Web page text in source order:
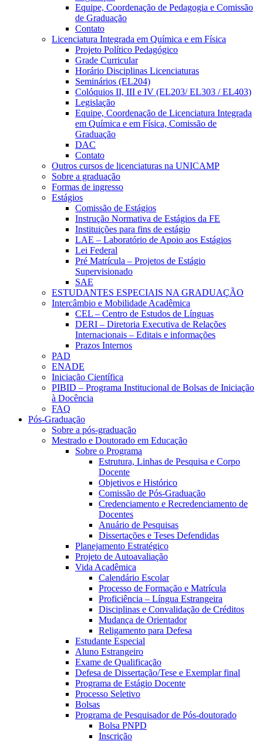
Equipe, Coordenação de Pedagogia e Comissão
de Graduação
Contato
Licenciatura Integrada em Química e em Física
Projeto Político Pedagógico
Grade Curricular
Horário Disciplinas Licenciaturas
Seminários (EL204)
Colóquios II, III e IV (EL203/ EL303 / EL403)
Legislação
Equipe, Coordenação de Licenciatura Integrada
em Química e em Física, Comissão de
Graduação
DAC
Contato
Outros cursos de licenciaturas na UNICAMP
Sobre a graduação
Formas de ingresso
Estágios
Comissão de Estágios
Instrução Normativa de Estágios da FE
Instituições para fins de estágio
LAE – Laboratório de Apoio aos Estágios
Lei Federal
Pré Matrícula – Projetos de Estágio
Supervisionado
SAE
ESTUDANTES ESPECIAIS NA GRADUAÇÃO
Intercâmbio e Mobilidade Acadêmica
CEL – Centro de Estudos de Línguas
DERI – Diretoria Executiva de Relações
Internacionais – Editais e informações
Prazos Internos
PAD
ENADE
Iniciação Científica
PIBID – Programa Institucional de Bolsas de Iniciação
à Docência
FAQ
Pós-Graduação
Sobre a pós-graduação
Mestrado e Doutorado em Educação
Sobre o Programa
Estrutura, Linhas de Pesquisa e Corpo
Docente
Objetivos e Histórico
Comissão de Pós-Graduação
Credenciamento e Recredenciamento de
Docentes
Anuário de Pesquisas
Dissertações e Teses Defendidas
Planejamento Estratégico
Projeto de Autoavaliação
Vida Acadêmica
Calendário Escolar
Processo de Formação e Matrícula
Proficiência – Língua Estrangeira
Disciplinas e Convalidação de Créditos
Mudança de Orientador
Religamento para Defesa
Estudante Especial
Aluno Estrangeiro
Exame de Qualificação
Defesa de Dissertação/Tese e Exemplar final
Programa de Estágio Docente
Processo Seletivo
Bolsas
Programa de Pesquisador de Pós-doutorado
Bolsa PNPD
Inscrição